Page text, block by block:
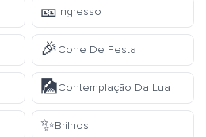
🎫Ingresso
🎉Cone De Festa
🎑Contemplação Da Lua
✨Brilhos